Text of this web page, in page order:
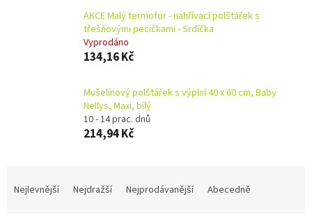
AKCE Malý termofor - nahřívací polštářek s
třešňovými pecičkami - Srdíčka
Vyprodáno
134,16 Kč
Mušelínový polštářek s výplní 40 x 60 cm, Baby
Nellys, Maxi, bílý
10 - 14 prac. dnů
214,94 Kč
Nejlevnější Nejdražší Nejprodávanější Abecedně